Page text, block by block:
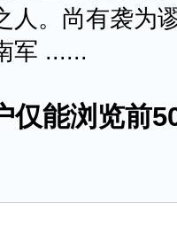
人。尚有袭为
军 ......
能浏览前